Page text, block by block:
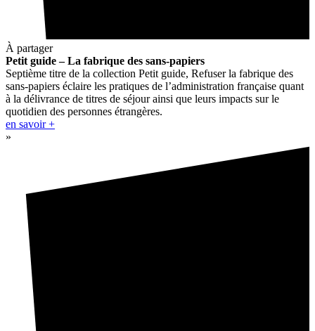
À partager
Petit guide – La fabrique des sans-papiers
Septième titre de la collection Petit guide, Refuser la fabrique des
sans-papiers éclaire les pratiques de l’administration française quant
à la délivrance de titres de séjour ainsi que leurs impacts sur le
quotidien des personnes étrangères.
en savoir +
»